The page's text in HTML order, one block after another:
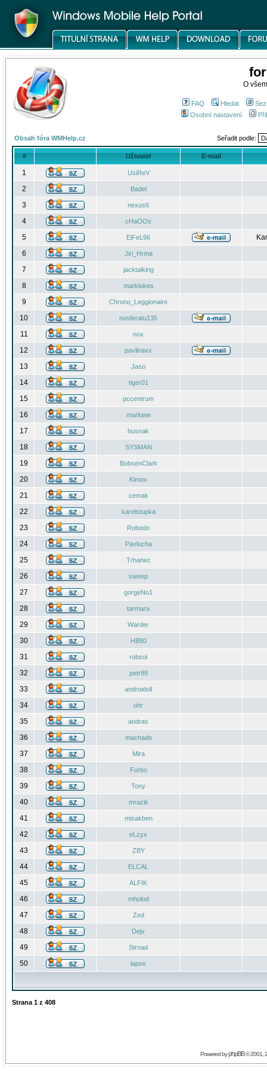
O
FAQ Hledat
Osobní nastavení
Obsah fóra WMHelp.cz Seřadit podle:
# Uživatel E-mail
1 UsiReV
2 Badel
3 nexus6
4 cHaOOs
5 EiFeL96
6
Jiri_Hrma
7 jacktalking
8 marklukes
9 Chrono_Leggionaire
10 nosferatu135
11 nox
12 pavlinaxx
13 Jaso
14 tiger01
15 pccentrum
16 marlowe
17 husnak
18 SYSMAN
19 BobsenClark
20 Kimov
21 cemak
22 karelstupka
23 Robodo
24 Pavlucha
25 Trhanec
26 sweep
27 gorgeNo1
28 tarmara
29 Warder
30 HB80
31 robsol
32 petr99
33 androidoll
34 ohr
35 andras
36 machado
37 Mira
38 Furbo
39 Tony
40 mrazik
41 misakben
42 eLzyx
43 ZBY
44 ELCAL
45 ALFIK
46 mholod
47 Zed
48 Dejv
49 Strnad
50 lapos
Strana 1 z 408
Powered byphpBB© 2001,